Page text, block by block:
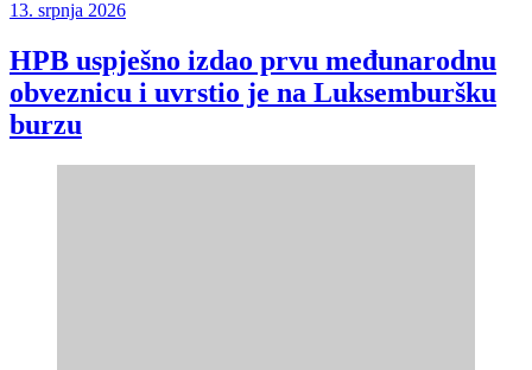
13. srpnja 2026
HPB uspješno izdao prvu međunarodnu
obveznicu i uvrstio je na Luksemburšku
burzu